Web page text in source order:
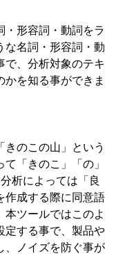
・形容詞・動詞をラ
な名詞・形容詞・動
で、分析対象のテキ
かを知る事ができま
のこの山」という
「きのこ」「の」
析によっては「良
作成する際に同意語
本ツールではこのよ
定する事で、製品や
、ノイズを防ぐ事が